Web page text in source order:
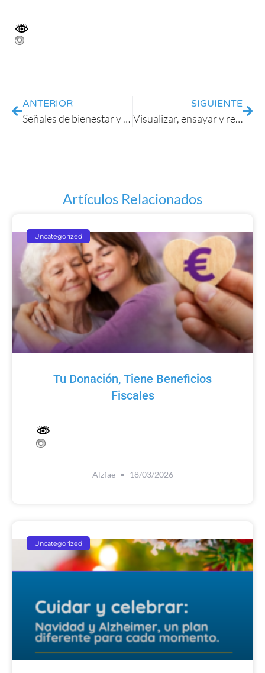
ANTERIOR
Señales de bienestar y signos de malestar
SIGUIENTE
Visualizar, ensayar y relajarse
Artículos Relacionados
Uncategorized
Tu Donación, Tiene Beneficios
Fiscales
Alzfae 18/03/2026
Uncategorized